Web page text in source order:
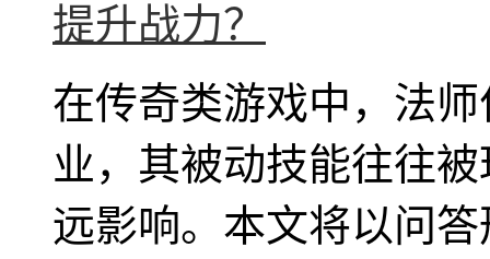
在传奇类游戏中，法
业，其被动技能往往
远影响。本文将以问